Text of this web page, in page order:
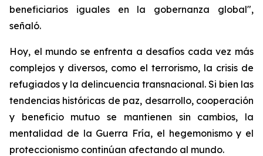
beneficiarios iguales en la gobernanza global",
señaló.
Hoy, el mundo se enfrenta a desafíos cada vez más
complejos y diversos, como el terrorismo, la crisis de
refugiados y la delincuencia transnacional. Si bien las
tendencias históricas de paz, desarrollo, cooperación
y beneficio mutuo se mantienen sin cambios, la
mentalidad de la Guerra Fría, el hegemonismo y el
proteccionismo continúan afectando al mundo.